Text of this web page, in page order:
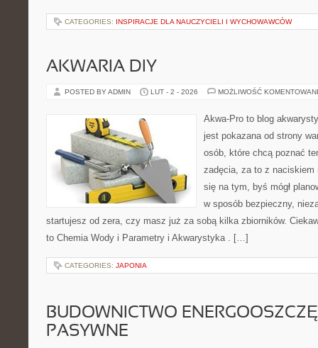
CATEGORIES: INSPIRACJE DLA NAUCZYCIELI I WYCHOWAWCÓW
AKWARIA DIY
POSTED BY ADMIN LUT - 2 - 2026 MOŻLIWOŚĆ
Akwa-Pro to blog
jest pokazana od strony
osób, które chcą poznać
zadęcia, za to z naciskiem
się na tym, byś mógł
w sposób bezpieczny,
startujesz od zera, czy masz już za sobą kilka zbiorników.
to Chemia Wody i Parametry i Akwarystyka . […]
CATEGORIES: JAPONIA
BUDOWNICTWO
PASYWNE